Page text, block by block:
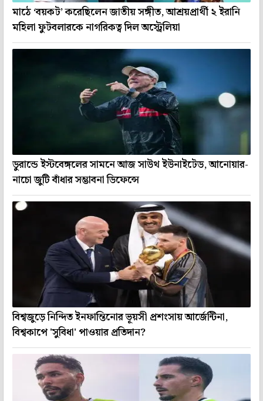
মাঠে ‘বয়কট’ করেছিলেন জাতীয় সঙ্গীত, আশ্রয়প্রার্থী ২ ইরানি
মহিলা ফুটবলারকে নাগরিকত্ব দিল অস্ট্রেলিয়া
ডুরান্ডে ইস্টবেঙ্গলের সামনে আজ সাউথ ইউনাইটেড, আনোয়ার-
নাচো জুটি বাঁধার সম্ভাবনা ডিফেন্সে
বিশ্বজুড়ে নিন্দিত ইনফান্তিনোর ভূয়সী প্রশংসায় আর্জেন্টিনা,
বিশ্বকাপে 'সুবিধা' পাওয়ার প্রতিদান?